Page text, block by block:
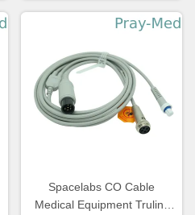
Spacelabs CO Cable
Medical Equipment Trulink